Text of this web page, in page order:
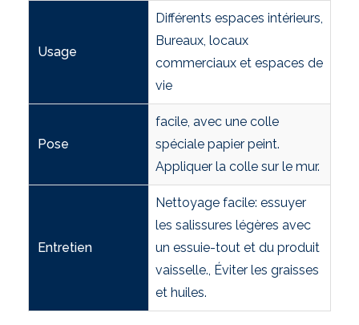
Usage
Différents espaces intérieurs,
Bureaux, locaux
commerciaux et espaces de
vie
Pose
facile, avec une colle
spéciale papier peint.
Appliquer la colle sur le mur.
Entretien
Nettoyage facile: essuyer
les salissures légères avec
un essuie-tout et du produit
vaisselle., Éviter les graisses
et huiles.